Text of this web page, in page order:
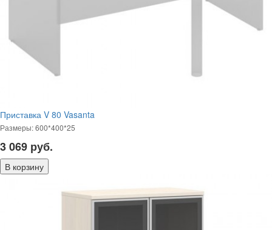
Приставка V 80 Vasanta
Размеры: 600*400*25
3 069 руб.